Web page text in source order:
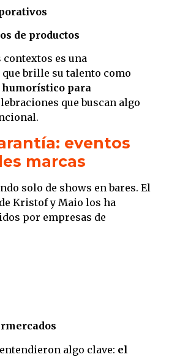
de productos
contextos es una
brille su talento como
para
que buscan algo
eventos
marcas
solo de shows en bares. El
Kristof y Maio los ha
por empresas de
algo clave: el